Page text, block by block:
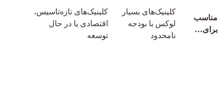
مناسب
برای…
کلینیک‌های بسیار
لوکس با بودجه
نامحدود
کلینیک‌های تازه‌تاسیس،
اقتصادی یا در حال
توسعه